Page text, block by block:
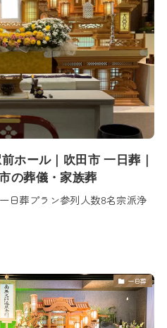
ホール｜吹田市 一日葬｜
の葬儀・家族葬
日葬プラン参列人数8名宗派浄
一日葬